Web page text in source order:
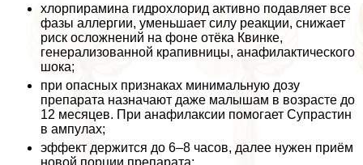
хлорпирамина гидрохлорид активно подавляет все
фазы аллергии, уменьшает силу реакции, снижает
риск осложнений на фоне отёка Квинке,
генерализованной крапивницы, анафилактического
шока;
при опасных признаках минимальную дозу
препарата назначают даже малышам в возрасте до
12 месяцев. При анафилаксии помогает Супрастин
в ампулах;
эффект держится до 6–8 часов, далее нужен приём